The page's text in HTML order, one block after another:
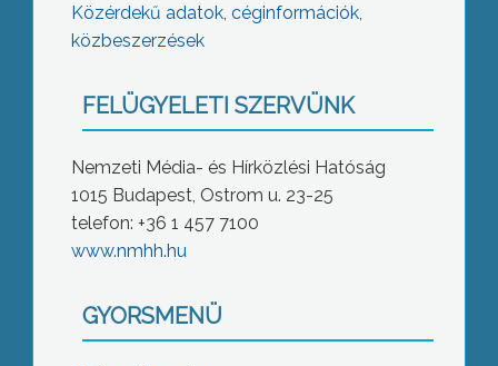
Közérdekű adatok, céginformációk,
közbeszerzések
FELÜGYELETI SZERVÜNK
Nemzeti Média- és Hírközlési Hatóság
1015 Budapest, Ostrom u. 23-25
telefon: +36 1 457 7100
www.nmhh.hu
GYORSMENÜ